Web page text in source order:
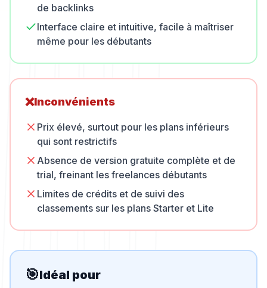
de backlinks
Interface claire et intuitive, facile à maîtriser
même pour les débutants
❌Inconvénients
Prix élevé, surtout pour les plans inférieurs
qui sont restrictifs
Absence de version gratuite complète et de
trial, freinant les freelances débutants
Limites de crédits et de suivi des
classements sur les plans Starter et Lite
🎯Idéal pour